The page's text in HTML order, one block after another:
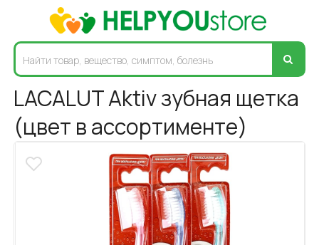
LACALUT Aktiv зубная щетка
(цвет в ассортименте)